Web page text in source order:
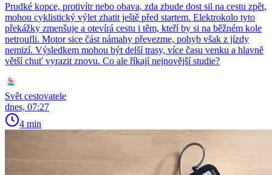
Prudké kopce, protivítr nebo obava, zda zbude dost sil na cestu zpět,
mohou cyklistický výlet zhatit ještě před startem. Elektrokolo tyto
překážky zmenšuje a otevírá cestu i těm, kteří by si na běžném kole
netroufli. Motor sice část námahy převezme, pohyb však z jízdy
nemizí. Výsledkem mohou být delší trasy, více času venku a hlavně
větší chuť vyrazit znovu. Co ale říkají nejnovější studie?
Svět cestovatele
dnes, 07:27
4 min